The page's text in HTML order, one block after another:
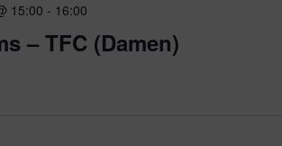
– TFC (Damen)
15:00 - 16:00